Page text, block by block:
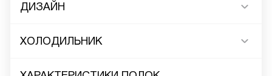
ДИЗАЙН
ХОЛОДИЛЬНИК